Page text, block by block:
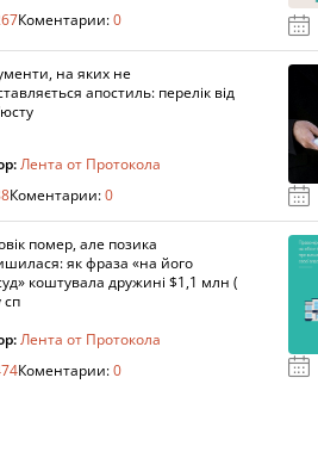
Коментарии:0
на яких не
апостиль: перелік від
Лента от Протокола
Коментарии:0
помер, але позика
як фраза «на його
коштувала дружині $1,1 млн (
сп
Лента от Протокола
Коментарии:0